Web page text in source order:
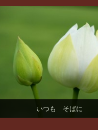
いつも そばに
はじまりの日。
桜の季節になりました！
お誕生日おめでとうございます
謹賀新年